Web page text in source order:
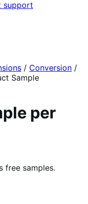
support
/ Conversion /
Sample
per
free samples.